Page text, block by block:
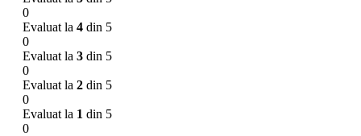
0
Evaluat la 4 din 5
0
Evaluat la 3 din 5
0
Evaluat la 2 din 5
0
Evaluat la 1 din 5
0